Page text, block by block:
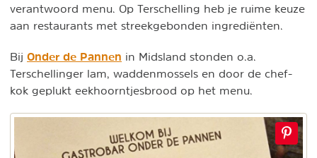
verantwoord menu. Op Terschelling heb je ruime keuze
aan restaurants met streekgebonden ingrediënten.
Bij Onder de Pannen in Midsland stonden o.a.
Terschellinger lam, waddenmossels en door de chef-
kok geplukt eekhoorntjesbrood op het menu.